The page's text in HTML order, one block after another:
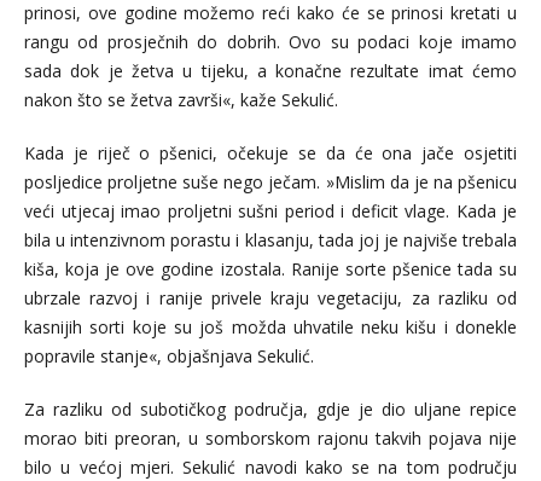
prinosi, ove godine možemo reći kako će se prinosi kretati u
rangu od prosječnih do dobrih. Ovo su podaci koje imamo
sada dok je žetva u tijeku, a konačne rezultate imat ćemo
nakon što se žetva završi«, kaže Sekulić.
Kada je riječ o pšenici, očekuje se da će ona jače osjetiti
posljedice proljetne suše nego ječam. »Mislim da je na pšenicu
veći utjecaj imao proljetni sušni period i deficit vlage. Kada je
bila u intenzivnom porastu i klasanju, tada joj je najviše trebala
kiša, koja je ove godine izostala. Ranije sorte pšenice tada su
ubrzale razvoj i ranije privele kraju vegetaciju, za razliku od
kasnijih sorti koje su još možda uhvatile neku kišu i donekle
popravile stanje«, objašnjava Sekulić.
Za razliku od subotičkog područja, gdje je dio uljane repice
morao biti preoran, u somborskom rajonu takvih pojava nije
bilo u većoj mjeri. Sekulić navodi kako se na tom području